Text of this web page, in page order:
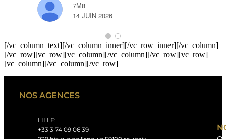
7M8
14 JUIN 2026
[/vc_column_text][/vc_column_inner][/vc_row_inner][/vc_column]
[/vc_row][vc_row][vc_column][/vc_column][/vc_row][vc_row]
[vc_column][/vc_column][/vc_row]
NOS AGENCES
LILLE:
+33 3 74 09 06 39